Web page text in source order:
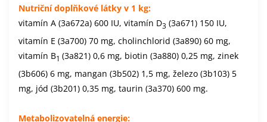
Nutriční doplňkové látky v 1 kg:
vitamín A (3a672a) 600 IU, vitamín D3 (3a671) 150 IU,
vitamín E (3a700) 70 mg, cholinchlorid (3a890) 60 mg,
vitamín B1 (3a821) 0,6 mg, biotin (3a880) 0,25 mg, zinek
(3b606) 6 mg, mangan (3b502) 1,5 mg, železo (3b103) 5
mg, jód (3b201) 0,35 mg, taurin (3a370) 600 mg.
Metabolizovatelná energie: